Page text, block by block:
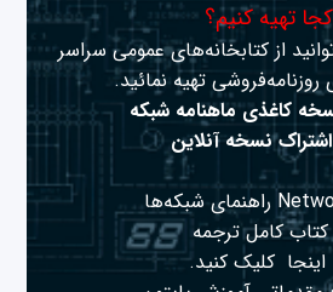
تهیه کنیم؟
از کتابخانه‌های عمومی سراسر
تهیه نمائید.
کاغذی ماهنامه شبکه
نسخه آنلاین
کتاب کامل ترجمه
اینجا کلیک کنید.